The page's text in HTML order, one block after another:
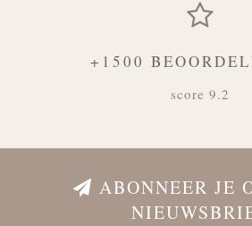
+1500
score 9.2
ABONNEER JE